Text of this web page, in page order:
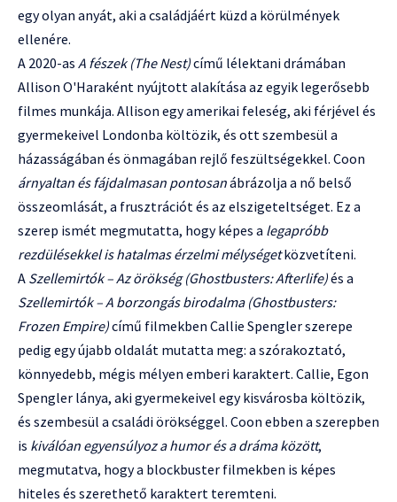
egy olyan anyát, aki a családjáért küzd a körülmények
ellenére.
A 2020-as A fészek (The Nest)című lélektani drámában
Allison O'Haraként nyújtott alakítása az egyik legerősebb
filmes munkája. Allison egy amerikai feleség, aki férjével és
gyermekeivel Londonba költözik, és ott szembesül a
házasságában és önmagában rejlő feszültségekkel. Coon
árnyaltan és fájdalmasan pontosanábrázolja a nő belső
összeomlását, a frusztrációt és az elszigeteltséget. Ez a
szerep ismét megmutatta, hogy képes a legapróbb
rezdülésekkel is hatalmas érzelmi mélységetközvetíteni.
A Szellemirtók – Az örökség (Ghostbusters: Afterlife)és a
Szellemirtók – A borzongás birodalma (Ghostbusters:
Frozen Empire)című filmekben Callie Spengler szerepe
pedig egy újabb oldalát mutatta meg: a szórakoztató,
könnyedebb, mégis mélyen emberi karaktert. Callie, Egon
Spengler lánya, aki gyermekeivel egy kisvárosba költözik,
és szembesül a családi örökséggel. Coon ebben a szerepben
is kiválóan egyensúlyoz a humor és a dráma között,
megmutatva, hogy a blockbuster filmekben is képes
hiteles és szerethető karaktert teremteni.